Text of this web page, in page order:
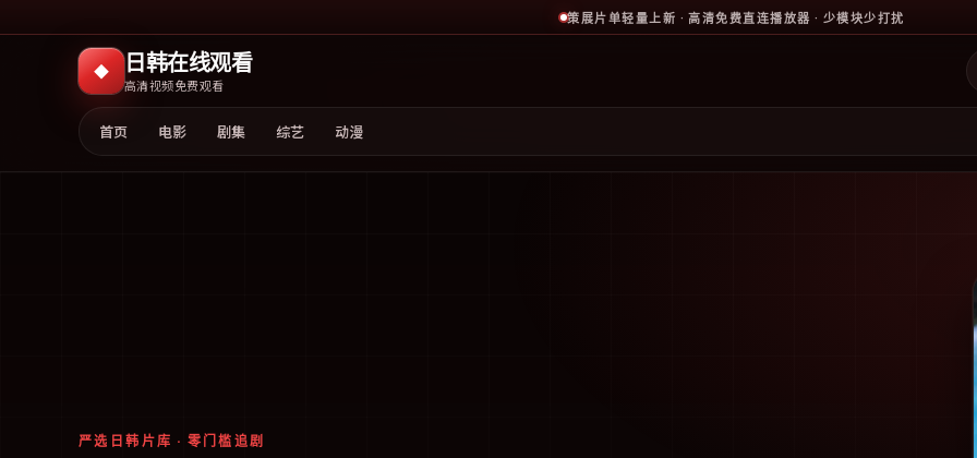
策展片单轻量上新 · 高清免费直连播放器 · 少模块少打扰
◆ 日韩在线观看
高清视频免费观看
首页 电影 剧集 综艺 动漫
严选日韩片库 · 零门槛追剧